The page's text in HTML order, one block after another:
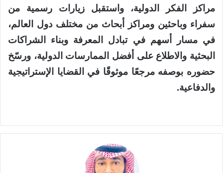
مراكز الفكر الدولية، واستقبل زيارات رسمية من
سفراء وباحثين ومراكز أبحاث من مختلف دول العالم،
في مسار أسهم في تبادل المعرفة وبناء الشراكات
البحثية والاطلاع على أفضل الممارسات الدولية، ورسّخ
حضوره بوصفه مرجعًا موثوقًا في القضايا الإستراتيجية
والدفاعية.